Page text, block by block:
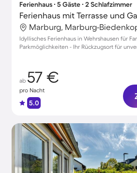
Ferienhaus ∙ 5 Gäste ∙ 2 Schlafzimmer
Marburg, Marburg-
Idyllisches Ferienhaus in Wehrshausen für
Parkmöglichkeiten - Ihr Rückzugsort für
ab 57 €
pro Nacht
5.0